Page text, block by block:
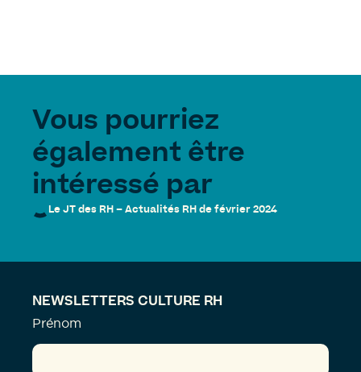
Vous pourriez
également être
intéressé par
Le JT des RH – Actualités RH de février 2024
NEWSLETTERS CULTURE RH
Prénom